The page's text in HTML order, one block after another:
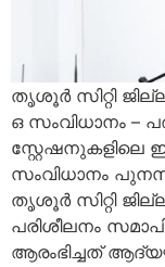
തൃശൂർ സിറ്റി
ഒ സംവിധാനം –
സ്റ്റേഷനുകളിലെ
സംവിധാനം
തൃശൂർ സിറ്റി
പരിശീലനം
ആരംഭിച്ചത്